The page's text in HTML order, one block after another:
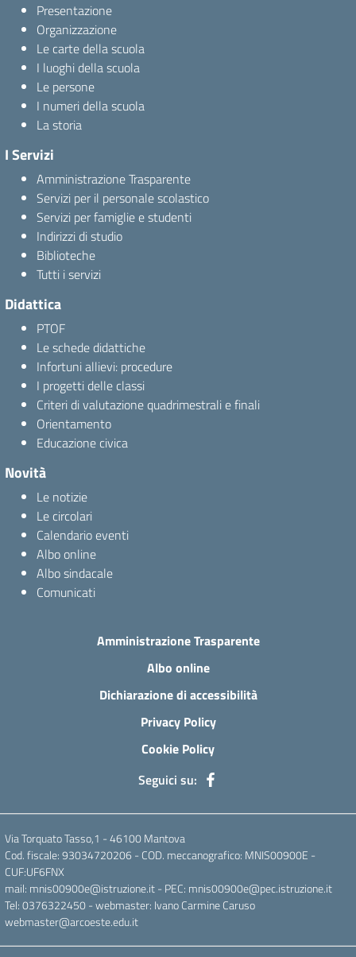
Presentazione
Organizzazione
Le carte della scuola
I luoghi della scuola
Le persone
I numeri della scuola
La storia
I Servizi
Amministrazione Trasparente
Servizi per il personale scolastico
Servizi per famiglie e studenti
Indirizzi di studio
Biblioteche
Tutti i servizi
Didattica
PTOF
Le schede didattiche
Infortuni allievi: procedure
I progetti delle classi
Criteri di valutazione quadrimestrali e finali
Orientamento
Educazione civica
Novità
Le notizie
Le circolari
Calendario eventi
Albo online
Albo sindacale
Comunicati
Amministrazione Trasparente
Albo online
Dichiarazione di accessibilità
Privacy Policy
Cookie Policy
Seguici su:
Via Torquato Tasso,1 - 46100 Mantova
Cod. fiscale: 93034720206 - COD. meccanografico: MNIS00900E -
CUF:UF6FNX
mail: mnis00900e@istruzione.it - PEC: mnis00900e@pec.istruzione.it
Tel: 0376322450 - webmaster: Ivano Carmine Caruso
webmaster@arcoeste.edu.it